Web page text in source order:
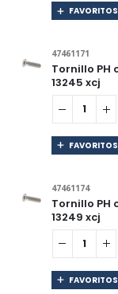
FAVORITOS
47461171
Tornillo PH
13245 xcj
FAVORITOS
47461174
Tornillo PH
13249 xcj
FAVORITOS